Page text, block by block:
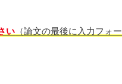
い （論文の最後に入力フォー